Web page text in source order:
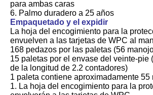
para ambas caras
6. Palmo duradero a 25 años
Empaquetado y el expidir
La hoja del encogimiento para la
envuelven a las tarjetas de WPC al
168 pedazos por las paletas (56
15 paletas por el envase del veinte-pie
de la longitud de 2.2 contadores)
1 paleta contiene aproximadamente 55
1. La hoja del encogimiento para la